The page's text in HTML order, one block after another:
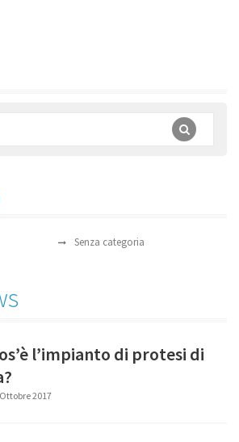
Senza categoria
l’impianto di protesi di
2017